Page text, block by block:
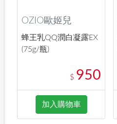
OZIO歐姬兒
蜂王乳QQ潤白凝露EX
(75g/瓶)
$ 950
加入購物車